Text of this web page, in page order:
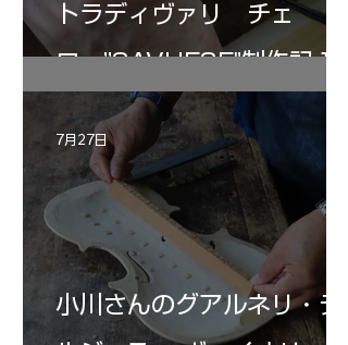
トラディヴァリ チェ
ロ ”SAVUESE"制作記１2
小川さんのグアルネリ・デ
7月27日